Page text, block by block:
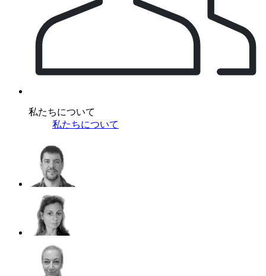
私たちについて
私たちについて